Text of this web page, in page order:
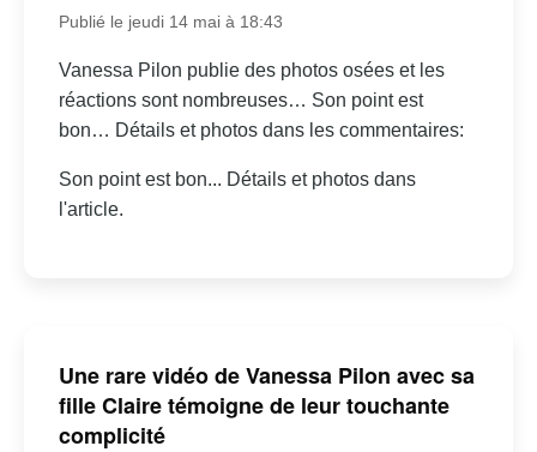
Publié le jeudi 14 mai à 18:43
Vanessa Pilon publie des photos osées et les
réactions sont nombreuses… Son point est
bon… Détails et photos dans les commentaires:
Son point est bon... Détails et photos dans
l'article.
Une rare vidéo de Vanessa Pilon avec sa
fille Claire témoigne de leur touchante
complicité